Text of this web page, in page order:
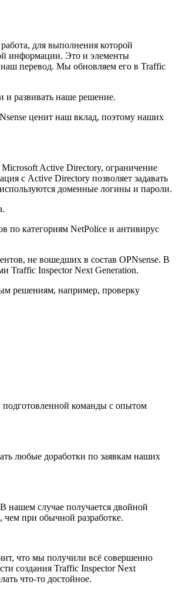
для выполнения которой
информации. Это и элементы
перевод. Мы обновляем его в Traffic
и развивать наше решение.
ценит наш вклад, поэтому наших
Active Directory, ограничение
с Active Directory позволяет задавать
доменные логины и пароли.
по категориям NetPolice и антивирус
не вошедших в состав OPNsense. В
Traffic Inspector Next Generation.
решениям, например, проверку
подготовленной команды с опытом
любые доработки по заявкам наших
нашем случае получается двойной
чем при обычной разработке.
что мы получили всё совершенно
создания Traffic Inspector Next
что-то достойное.